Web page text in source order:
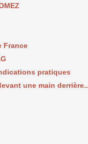
France
pratiques
une main derrière..